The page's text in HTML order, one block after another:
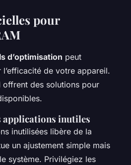
pour
d’optimisation peut
de votre appareil.
offrent des solutions pour
applications inutiles
inutilisées libère de la
un ajustement simple mais
système. Privilégiez les